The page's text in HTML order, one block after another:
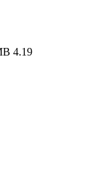
4.19